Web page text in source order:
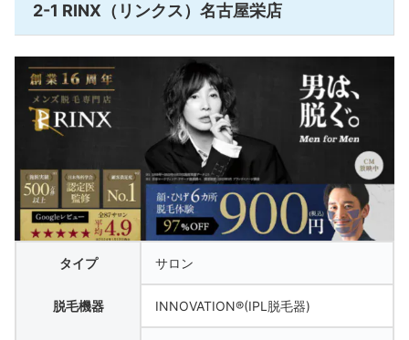
2-1 RINX（リンクス）名古屋栄店
タイプ サロン
脱毛機器 INNOVATION®(IPL脱毛器)